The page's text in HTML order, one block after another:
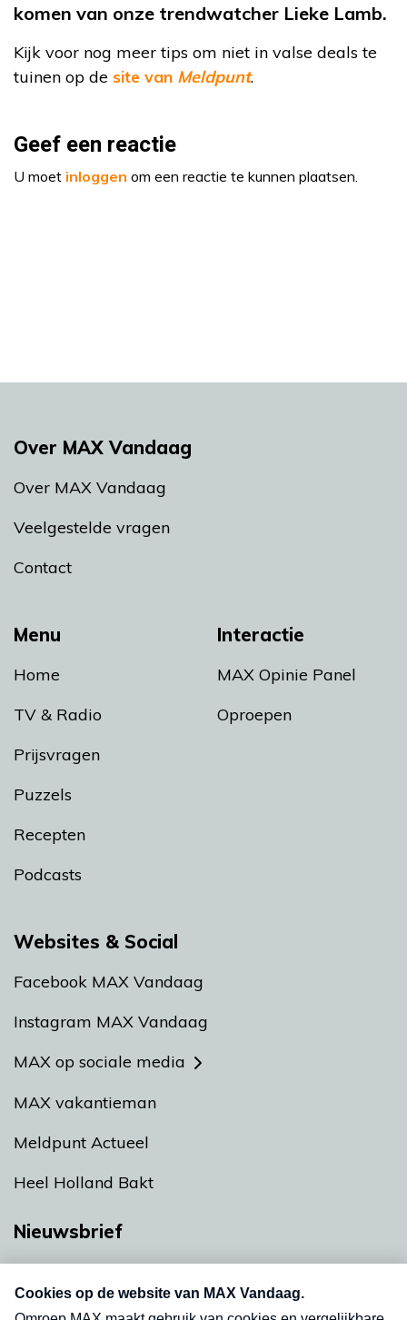
komen van onze trendwatcher Lieke Lamb.
Kijk voor nog meer tips om niet in valse deals te
tuinen op de site van Meldpunt.
Geef een reactie
U moet inloggen om een reactie te kunnen plaatsen.
Menu
Home
TV & Radio
Prijsvragen
Puzzels
Recepten
Podcasts
Interactie
MAX Opinie Panel
Oproepen
Over MAX Vandaag
Over MAX Vandaag
Veelgestelde vragen
Contact
Websites & Social
Facebook MAX Vandaag
Instagram MAX Vandaag
MAX op sociale media
MAX vakantieman
Meldpunt Actueel
Heel Holland Bakt
Nieuwsbrief
nieuwsbrief. Elke vrijdag- en dinsdagochtend in
uw mailbox.